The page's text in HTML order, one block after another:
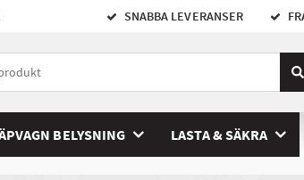
SNABBA LEVERANSER
BELYSNING LASTA & SÄKRA